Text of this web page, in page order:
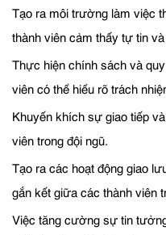
Tạo ra môi trường làm việc
thành viên cảm thấy tự tin
Thực hiện chính sách và
viên có thể hiểu rõ trách
Khuyến khích sự giao tiếp
viên trong đội ngũ.
Tạo ra các hoạt động giao
gắn kết giữa các thành viên
Việc tăng cường sự tin